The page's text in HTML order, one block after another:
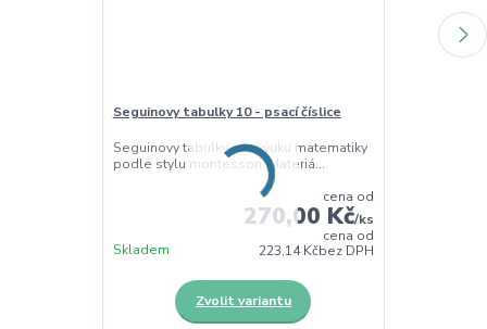
Seguinovy tabulky 10 - psací číslice
Seguinovy tabulky pro výuku matematiky
podle stylu montessori. Materiá...
cena od
270,00 Kč/ks
cena od
223,14 Kčbez DPH
Skladem
Zvolit variantu